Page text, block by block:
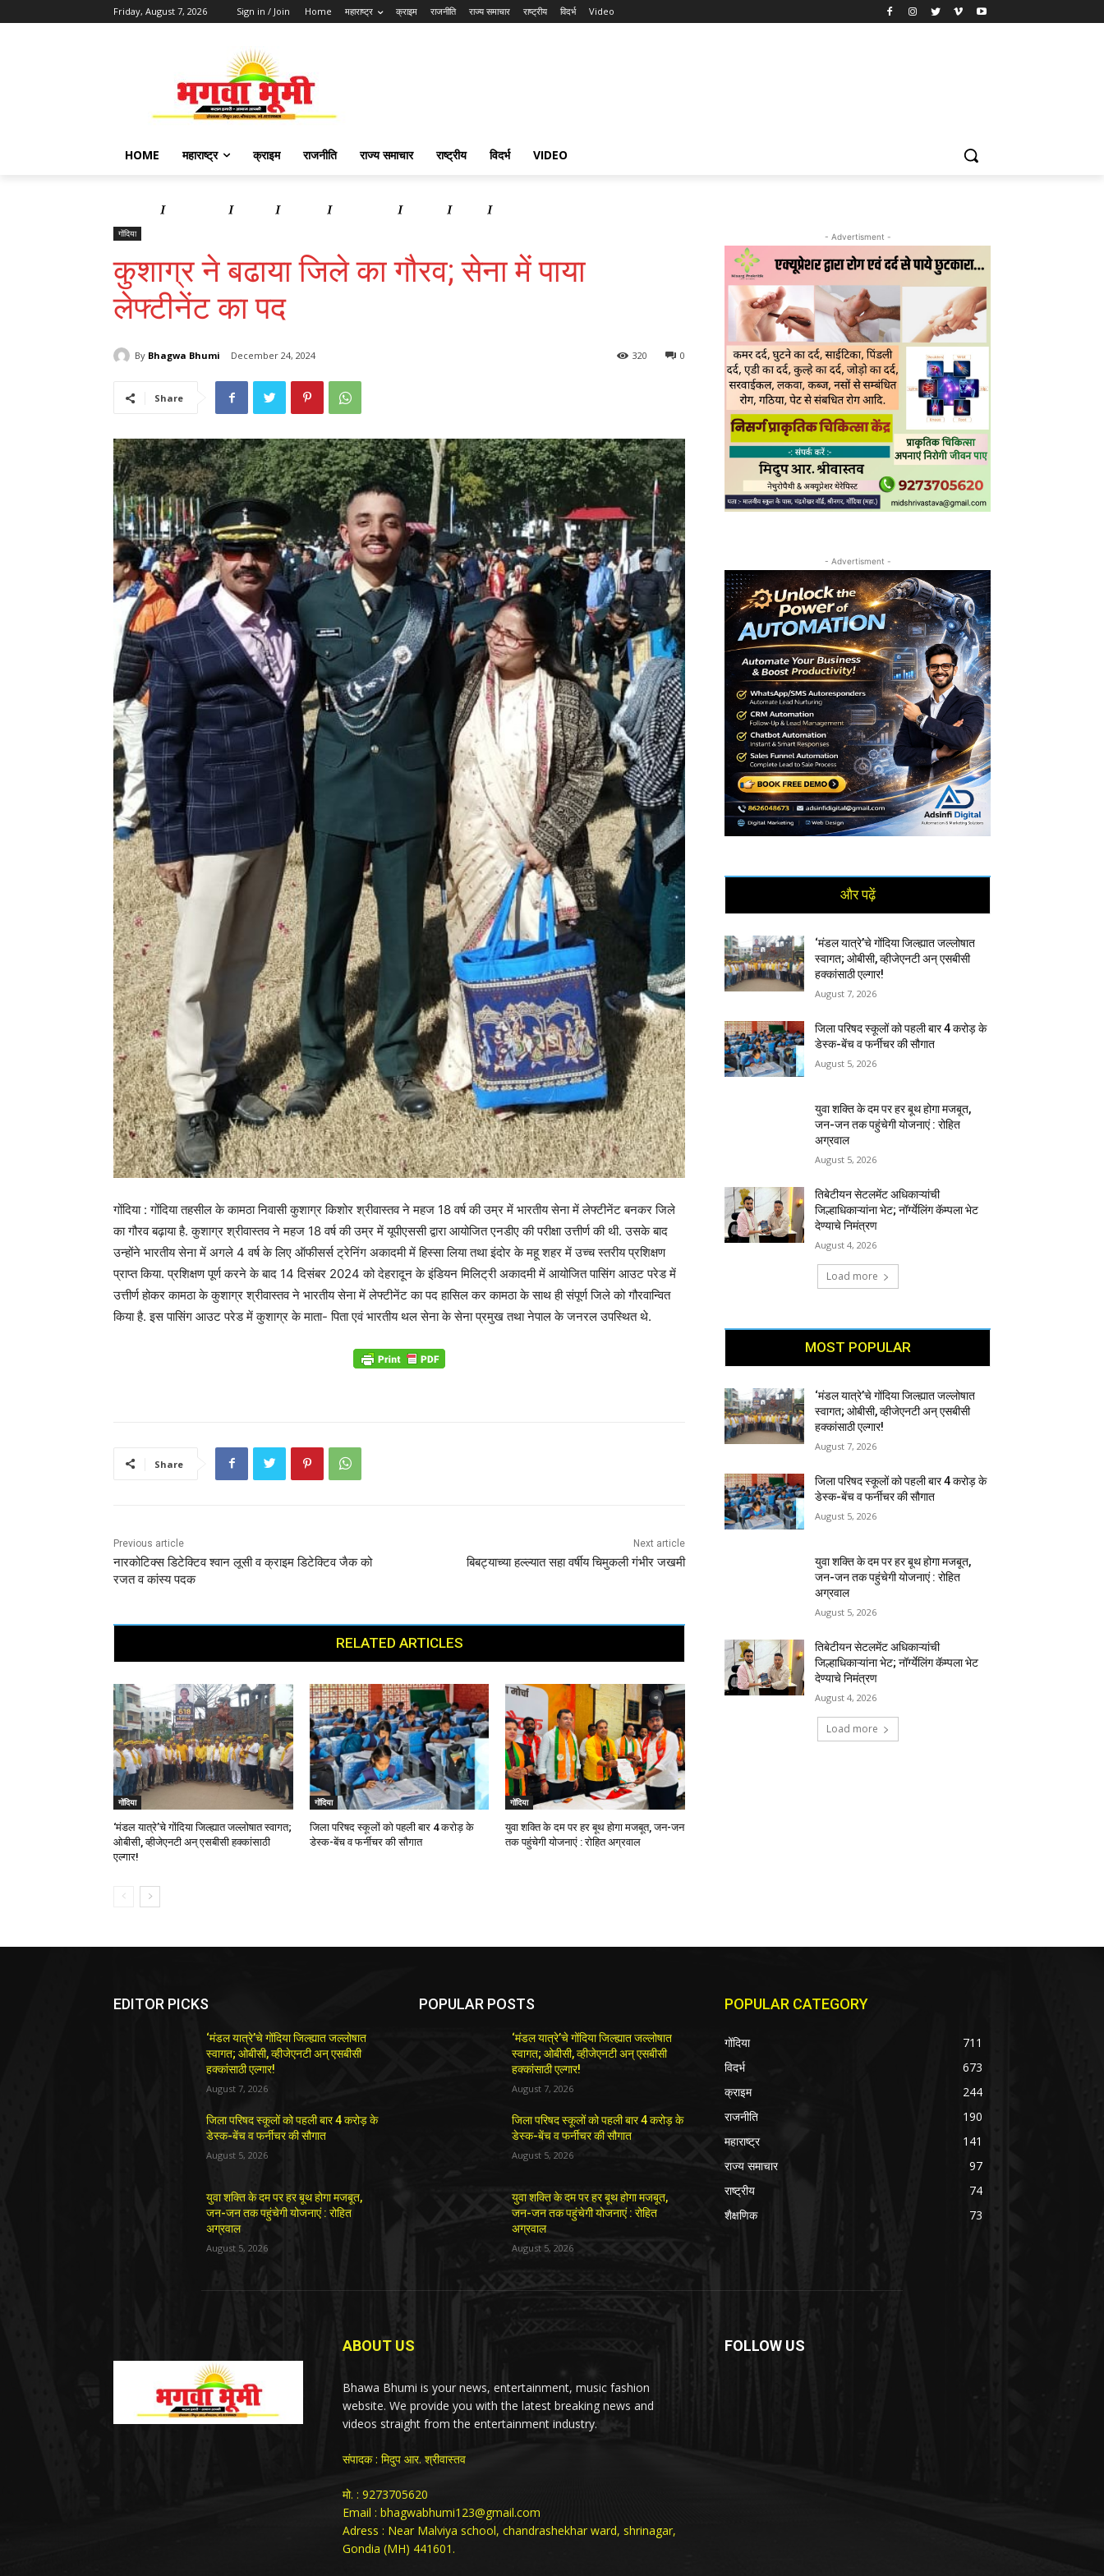
Friday, August 7, 2026 Sign in / Join Home महाराष्ट्र क्राइम राजनीति राज्य समाचार राष्ट्रीय विदर्भ Video
HOME महाराष्ट्र क्राइम राजनीति राज्य समाचार राष्ट्रीय विदर्भ VIDEO
गोंदिया
कुशाग्र ने बढाया जिले का गौरव; सेना में पाया
लेफ्टीनेंट का पद
By Bhagwa Bhumi December 24, 2024 0
320
Share
गोंदिया : गोंदिया तहसील के कामठा निवासी कुशाग्र किशोर श्रीवास्तव ने महज 18 वर्ष की उम्र में भारतीय सेना में लेफ्टीनेंट बनकर जिले
का गौरव बढ़ाया है. कुशाग्र श्रीवास्तव ने महज 18 वर्ष की उम्र में यूपीएससी द्वारा आयोजित एनडीए की परीक्षा उत्तीर्ण की थी. उसके बाद
उन्होंने भारतीय सेना में अगले 4 वर्ष के लिए ऑफीसर्स ट्रेनिंग अकादमी में हिस्सा लिया तथा इंदोर के महू शहर में उच्च स्तरीय प्रशिक्षण
प्राप्त किया. प्रशिक्षण पूर्ण करने के बाद 14 दिसंबर 2024 को देहरादून के इंडियन मिलिट्री अकादमी में आयोजित पासिंग आउट परेड में
उत्तीर्ण होकर कामठा के कुशाग्र श्रीवास्तव ने भारतीय सेना में लेफ्टीनेंट का पद हासिल कर कामठा के साथ ही संपूर्ण जिले को गौरवान्वित
किया है. इस पासिंग आउट परेड में कुशाग्र के माता- पिता एवं भारतीय थल सेना के सेना प्रमुख तथा नेपाल के जनरल उपस्थित थे.
Share
Previous article
नारकोटिक्स डिटेक्टिव श्वान लूसी व क्राइम डिटेक्टिव जैक को
रजत व कांस्य पदक
Next article
बिबट्याच्या हल्ल्यात सहा वर्षीय चिमुकली गंभीर जखमी
RELATED ARTICLES
गोंदिया
‘मंडल यात्रे’चे गोंदिया जिल्ह्यात जल्लोषात स्वागत;
ओबीसी, व्हीजेएनटी अन् एसबीसी हक्कांसाठी
एल्गार!
गोंदिया
जिला परिषद स्कूलों को पहली बार 4 करोड़ के
डेस्क-बेंच व फर्नीचर की सौगात
गोंदिया
युवा शक्ति के दम पर हर बूथ होगा मजबूत, जन-जन
तक पहुंचेगी योजनाएं : रोहित अग्रवाल
- Advertisment -
- Advertisment -
और पढ़ें
‘मंडल यात्रे’चे गोंदिया जिल्ह्यात जल्लोषात
स्वागत; ओबीसी, व्हीजेएनटी अन् एसबीसी
हक्कांसाठी एल्गार!
August 7, 2026
जिला परिषद स्कूलों को पहली बार 4 करोड़ के
डेस्क-बेंच व फर्नीचर की सौगात
August 5, 2026
युवा शक्ति के दम पर हर बूथ होगा मजबूत,
जन-जन तक पहुंचेगी योजनाएं : रोहित
अग्रवाल
August 5, 2026
तिबेटीयन सेटलमेंट अधिकाऱ्यांची
जिल्हाधिकाऱ्यांना भेट; नॉर्ग्येलिंग कॅम्पला भेट
देण्याचे निमंत्रण
August 4, 2026
Load more
MOST POPULAR
‘मंडल यात्रे’चे गोंदिया जिल्ह्यात जल्लोषात
स्वागत; ओबीसी, व्हीजेएनटी अन् एसबीसी
हक्कांसाठी एल्गार!
August 7, 2026
जिला परिषद स्कूलों को पहली बार 4 करोड़ के
डेस्क-बेंच व फर्नीचर की सौगात
August 5, 2026
युवा शक्ति के दम पर हर बूथ होगा मजबूत,
जन-जन तक पहुंचेगी योजनाएं : रोहित
अग्रवाल
August 5, 2026
तिबेटीयन सेटलमेंट अधिकाऱ्यांची
जिल्हाधिकाऱ्यांना भेट; नॉर्ग्येलिंग कॅम्पला भेट
देण्याचे निमंत्रण
August 4, 2026
Load more
EDITOR PICKS
‘मंडल यात्रे’चे गोंदिया जिल्ह्यात जल्लोषात
स्वागत; ओबीसी, व्हीजेएनटी अन् एसबीसी
हक्कांसाठी एल्गार!
August 7, 2026
जिला परिषद स्कूलों को पहली बार 4 करोड़ के
डेस्क-बेंच व फर्नीचर की सौगात
August 5, 2026
युवा शक्ति के दम पर हर बूथ होगा मजबूत,
जन-जन तक पहुंचेगी योजनाएं : रोहित
अग्रवाल
August 5, 2026
POPULAR POSTS
‘मंडल यात्रे’चे गोंदिया जिल्ह्यात जल्लोषात
स्वागत; ओबीसी, व्हीजेएनटी अन् एसबीसी
हक्कांसाठी एल्गार!
August 7, 2026
जिला परिषद स्कूलों को पहली बार 4 करोड़ के
डेस्क-बेंच व फर्नीचर की सौगात
August 5, 2026
युवा शक्ति के दम पर हर बूथ होगा मजबूत,
जन-जन तक पहुंचेगी योजनाएं : रोहित
अग्रवाल
August 5, 2026
POPULAR CATEGORY
गोंदिया
711
विदर्भ
673
क्राइम
244
राजनीति
190
महाराष्ट्र
141
राज्य समाचार
97
राष्ट्रीय
74
शैक्षणिक
73
ABOUT US
Bhawa Bhumi is your news, entertainment, music fashion
website. We provide you with the latest breaking news and
videos straight from the entertainment industry.
संपादक : मिदुप आर. श्रीवास्तव
मो. : 9273705620
Email : bhagwabhumi123@gmail.com
Adress : Near Malviya school, chandrashekhar ward, shrinagar,
Gondia (MH) 441601.
FOLLOW US